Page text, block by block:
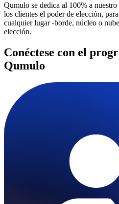
Qumulo se dedica al 100% a
los clientes el poder de elección,
cualquier lugar -borde, núcleo o
elección.
Conéctese con el
Qumulo